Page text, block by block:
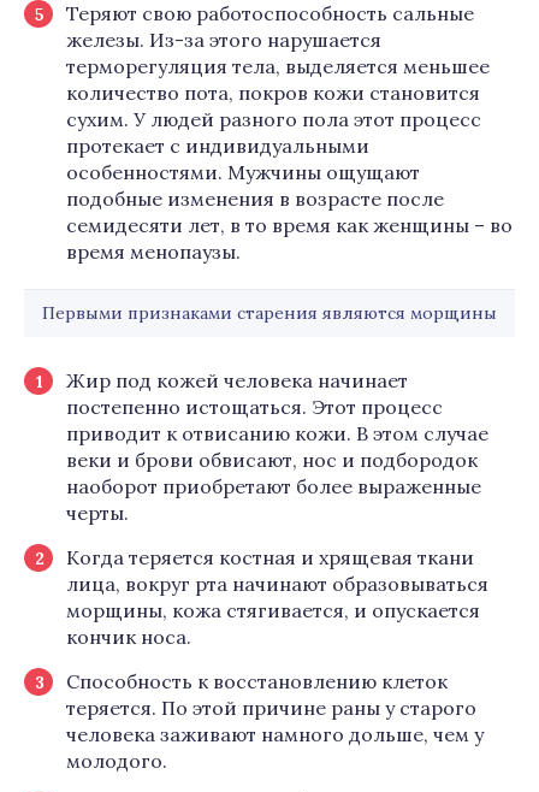
Теряют свою работоспособность сальные
железы. Из-за этого нарушается
терморегуляция тела, выделяется меньшее
количество пота, покров кожи становится
сухим. У людей разного пола этот процесс
протекает с индивидуальными
особенностями. Мужчины ощущают
подобные изменения в возрасте после
семидесяти лет, в то время как женщины – во
время менопаузы.
Первыми признаками старения являются морщины
Жир под кожей человека начинает
постепенно истощаться. Этот процесс
приводит к отвисанию кожи. В этом случае
веки и брови обвисают, нос и подбородок
наоборот приобретают более выраженные
черты.
Когда теряется костная и хрящевая ткани
лица, вокруг рта начинают образовываться
морщины, кожа стягивается, и опускается
кончик носа.
Способность к восстановлению клеток
теряется. По этой причине раны у старого
человека заживают намного дольше, чем у
молодого.